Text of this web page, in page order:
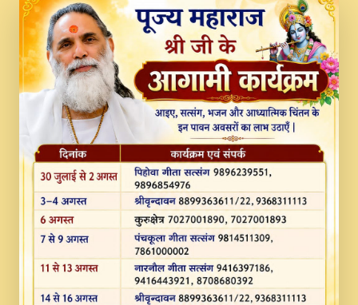
PRABHU KUTEER CHANNEL.mp3
Kina Sohna Tera Bhawan Sajaya Mata
Vaishno Devi Aarti Mata Rani Bhajan By
Lakhwinder Wadali Ji.mp3
MERE MANN VICH KANTH KALER
NEW PUNAJBI DEVOTIONAL SONG 2017
FULL VIDEO HD.mp3
Na To Roop Hai Bindu Ji Maharaj Pad - A
Divine Bhajan by Shri Indresh Ji
#BhaktiPath.mp3
Radha Rani Ki Kirpa Best Devotional
Song By Chitra Vichitra.mp3